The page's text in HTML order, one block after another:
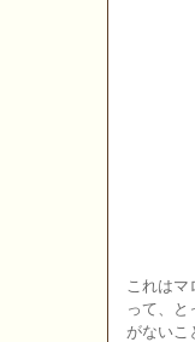
これは
って、
がないこ